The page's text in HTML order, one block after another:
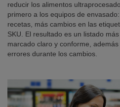
reducir los alimentos
primero a los equipos de
recetas, más cambios en las
SKU. El resultado es un listado
marcado claro y conforme,
errores durante los cambios.